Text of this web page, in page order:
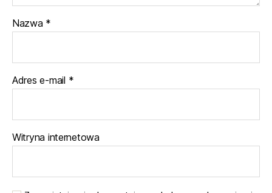
Nazwa *
Adres e-mail *
Witryna internetowa